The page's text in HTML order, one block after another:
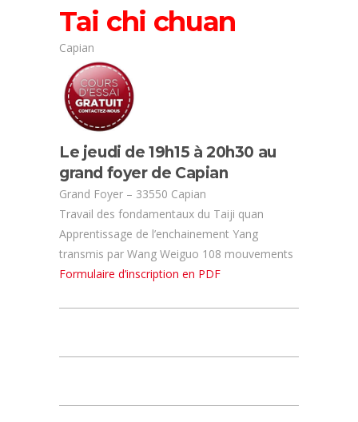
Tai chi chuan
Capian
Le jeudi de 19h15 à 20h30 au
grand foyer de Capian
Grand Foyer – 33550 Capian
Travail des fondamentaux du Taiji quan
Apprentissage de l’enchainement Yang
transmis par Wang Weiguo 108 mouvements
Formulaire d’inscription en PDF